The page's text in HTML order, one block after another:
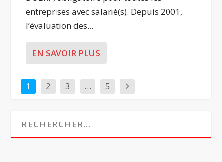
entreprises avec salarié(s). Depuis 2001,
l’évaluation des...
EN SAVOIR PLUS
1 2 3 … 5